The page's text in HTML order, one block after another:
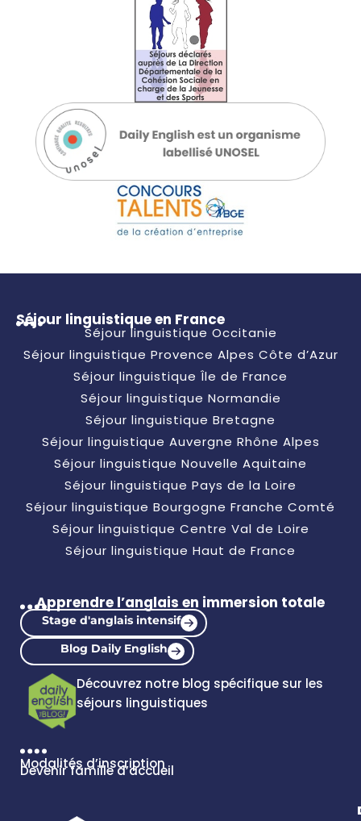
Séjour linguistique en France
Séjour linguistique Occitanie
Séjour linguistique Provence Alpes Côte d’Azur
Séjour linguistique Île de France
Séjour linguistique Normandie
Séjour linguistique Bretagne
Séjour linguistique Auvergne Rhône Alpes
Séjour linguistique Nouvelle Aquitaine
Séjour linguistique Pays de la Loire
Séjour linguistique Bourgogne Franche Comté
Séjour linguistique Centre Val de Loire
Séjour linguistique Haut de France
Apprendre l’anglais en immersion totale
Stage d'anglais intensif
Blog Daily English
Découvrez notre blog spécifique sur les
séjours linguistiques
Modalités d’inscription
Devenir famille d’accueil